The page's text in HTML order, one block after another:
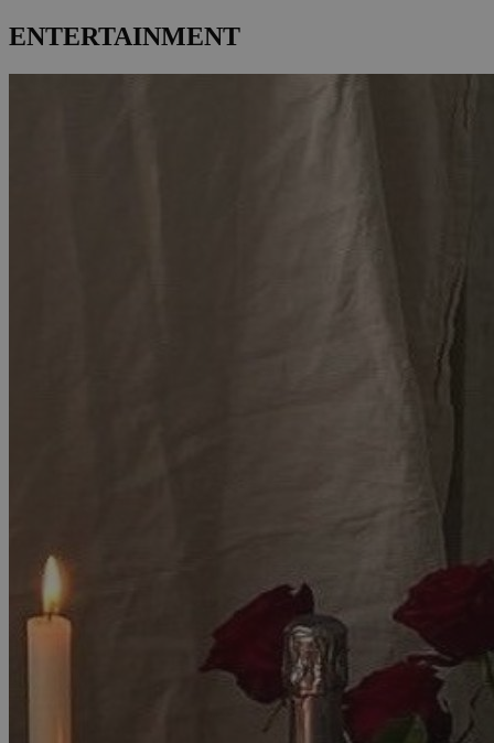
ENTERTAINMENT